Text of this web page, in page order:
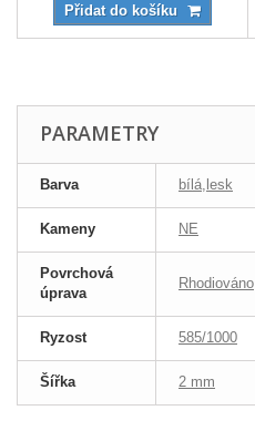
Přidat do košíku
PARAMETRY
Barva bílá,lesk
Kameny NE
Povrchová
úprava
Rhodiováno
Ryzost 585/1000
Šířka 2 mm